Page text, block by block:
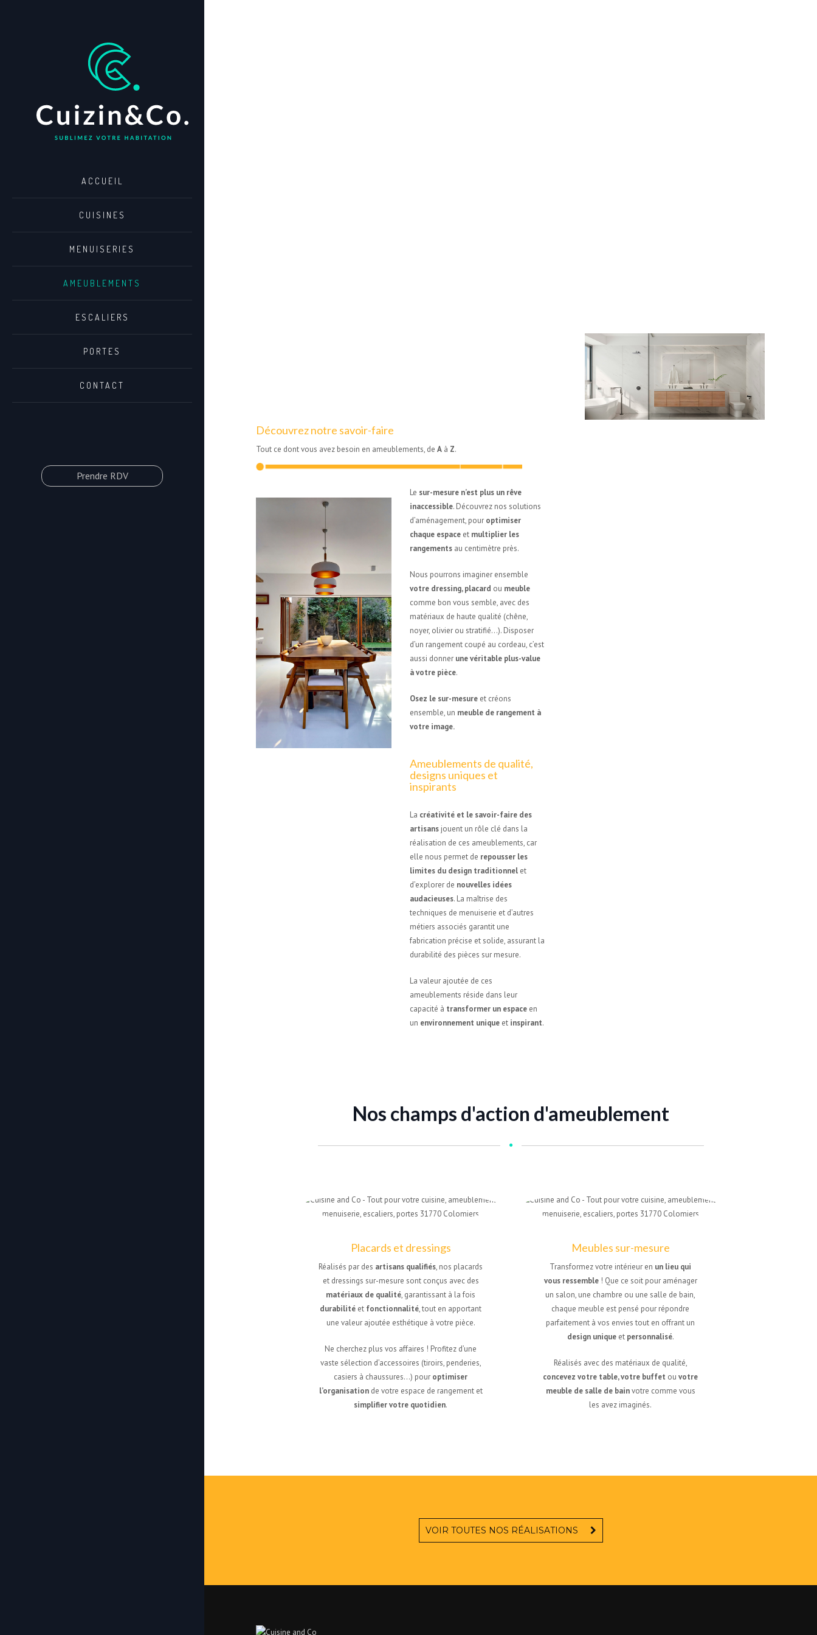
ACCUEIL
CUISINES
MENUISERIES
AMEUBLEMENTS
ESCALIERS
PORTES
CONTACT
Prendre RDV
Découvrez notre savoir-faire
Tout ce dont vous avez besoin en ameublements, de A à Z.
Le sur-mesure n’est plus un rêve
inaccessible. Découvrez nos solutions
d’aménagement, pour optimiser
chaque espace et multiplier les
rangements au centimètre près.
Nous pourrons imaginer ensemble
votre dressing, placard ou meuble
comme bon vous semble, avec des
matériaux de haute qualité (chêne,
noyer, olivier ou stratifié…). Disposer
d’un rangement coupé au cordeau, c’est
aussi donner une véritable plus-value
à votre pièce.
Osez le sur-mesure et créons
ensemble, un meuble de rangement à
votre image.
Ameublements de qualité,
designs uniques et
inspirants
La créativité et le savoir-faire des
artisans jouent un rôle clé dans la
réalisation de ces ameublements, car
elle nous permet de repousser les
limites du design traditionnel et
d’explorer de nouvelles idées
audacieuses. La maîtrise des
techniques de menuiserie et d’autres
métiers associés garantit une
fabrication précise et solide, assurant la
durabilité des pièces sur mesure.
La valeur ajoutée de ces
ameublements réside dans leur
capacité à transformer un espace en
un environnement unique et inspirant.
Nos champs d'action d'ameublement
Placards et dressings
Réalisés par des artisans qualifiés, nos placards
et dressings sur-mesure sont conçus avec des
matériaux de qualité, garantissant à la fois
durabilité et fonctionnalité, tout en apportant
une valeur ajoutée esthétique à votre pièce.
Ne cherchez plus vos affaires ! Profitez d’une
vaste sélection d’accessoires (tiroirs, penderies,
casiers à chaussures…) pour optimiser
l’organisationde votre espace de rangement et
simplifier votre quotidien.
Meubles sur-mesure
Transformez votre intérieur en un lieu qui
vous ressemble! Que ce soit pour aménager
un salon, une chambre ou une salle de bain,
chaque meuble est pensé pour répondre
parfaitement à vos envies tout en offrant un
design unique et personnalisé.
Réalisés avec des matériaux de qualité,
concevez votre table, votre buffet ouvotre
meuble de salle de bainvotre comme vous
les avez imaginés.
VOIR TOUTES NOS RÉALISATIONS